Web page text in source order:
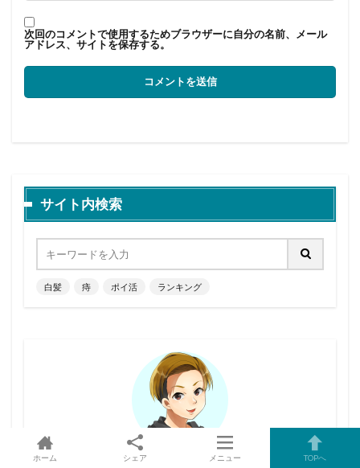
次回のコメントで使用するためブラウザーに自分の名前、メール
アドレス、サイトを保存する。
サイト内検索
白髪 痔 ポイ活 ランキング
ホーム シェア メニュー TOPへ